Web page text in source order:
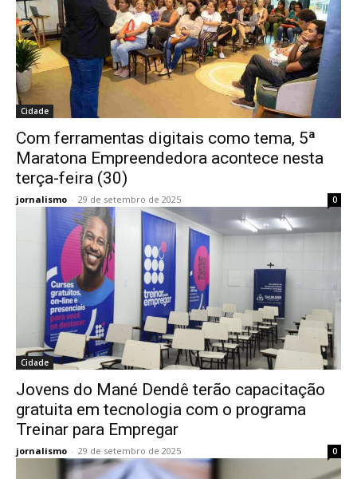
Cidade
Com ferramentas digitais como tema, 5ª
Maratona Empreendedora acontece nesta
terça-feira (30)
jornalismo - 29 de setembro de 2025 0
Cidade
Jovens do Mané Dendê terão capacitação
gratuita em tecnologia com o programa
Treinar para Empregar
jornalismo - 29 de setembro de 2025 0